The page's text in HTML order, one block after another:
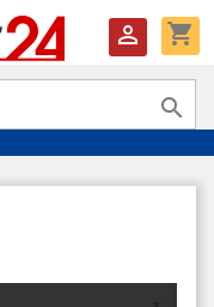
shopping_cart

